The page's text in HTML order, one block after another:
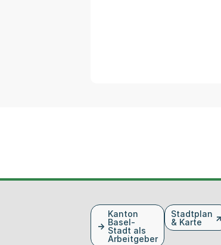
Kanton
Basel-
Stadt als
Arbeitgeber
Stadtplan
& Karte